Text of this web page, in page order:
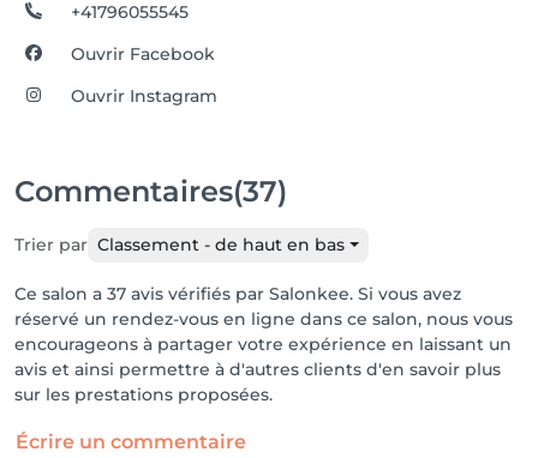
+41796055545
Ouvrir Facebook
Ouvrir Instagram
Commentaires(37)
Trier par Classement - de haut en bas
Ce salon a 37 avis vérifiés par Salonkee. Si vous avez
réservé un rendez-vous en ligne dans ce salon, nous vous
encourageons à partager votre expérience en laissant un
avis et ainsi permettre à d'autres clients d'en savoir plus
sur les prestations proposées.
Écrire un commentaire